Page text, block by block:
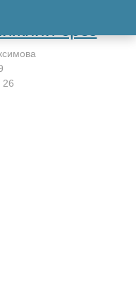
классу
срез
26